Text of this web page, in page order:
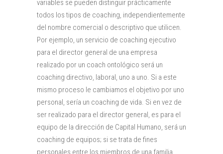
variables se pueden distinguir prácticamente
todos los tipos de coaching, independientemente
del nombre comercial o descriptivo que utilicen.
Por ejemplo, un servicio de coaching ejecutivo
para el director general de una empresa
realizado por un coach ontológico será un
coaching directivo, laboral, uno a uno. Si a este
mismo proceso le cambiamos el objetivo por uno
personal, sería un coaching de vida. Si en vez de
ser realizado para el director general, es para el
equipo de la dirección de Capital Humano, será un
coaching de equipos; si se trata de fines
personales entre los miembros de una familia,